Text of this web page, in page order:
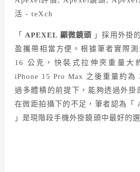
「 APEXEL 顯微鏡頭 」採用外掛
盈攜帶相當方便。根據筆者實際
16 公克，快裝式拉伸夾重量大
iPhone 15 Pro Max 之後重量約為
過多體積的前提下，能夠透過外掛
在微距拍攝下的不足，筆者認為「
」是現階段手機外掛鏡頭中最好的選